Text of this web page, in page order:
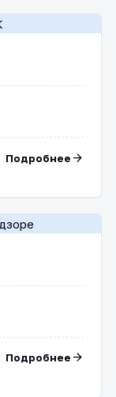
Подробнее arrow_forward
Подробнее arrow_forward